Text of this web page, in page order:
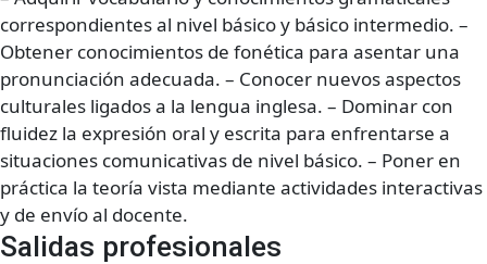
correspondientes al nivel básico y básico intermedio. –
Obtener conocimientos de fonética para asentar una
pronunciación adecuada. – Conocer nuevos aspectos
culturales ligados a la lengua inglesa. – Dominar con
fluidez la expresión oral y escrita para enfrentarse a
situaciones comunicativas de nivel básico. – Poner en
práctica la teoría vista mediante actividades interactivas
y de envío al docente.
Salidas profesionales